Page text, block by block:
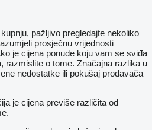
pažljivo pregledajte nekoliko
prosječnu vrijednosti
je cijena ponude koju vam se sviđa
razmislite o tome. Značajna razlika u
nedostatke ili pokušaj prodavača
je cijena previše različita od